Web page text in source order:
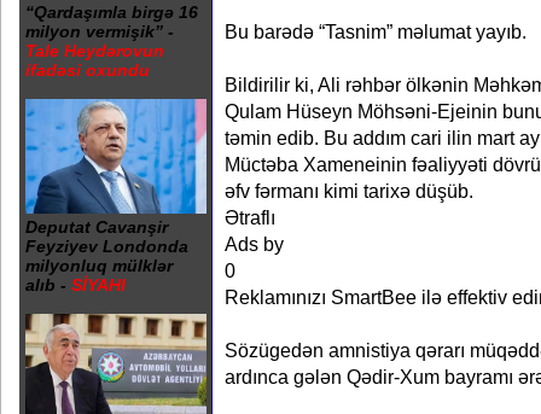
“Qardaşımla birgə 16
milyon vermişik” -
Tale Heydərovun
ifadəsi oxundu
Deputat Cavanşir
Feyziyev Londonda
milyonluq mülklər
alıb - SİYAHI
Bu barədə “Tasnim” məlumat yayıb.
Bildirilir ki, Ali rəhbər ölkənin
Qulam Hüseyn Möhsəni-Ejeinin
təmin edib. Bu addım cari ilin mart
Müctəba Xameneinin fəaliyyəti
əfv fərmanı kimi tarixə düşüb.
Ətraflı
Ads by
0
Reklamınızı SmartBee ilə effektiv
Sözügedən amnistiya qərarı
ardınca gələn Qədir-Xum bayramı